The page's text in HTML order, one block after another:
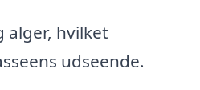
alger, hvilket
udseende.